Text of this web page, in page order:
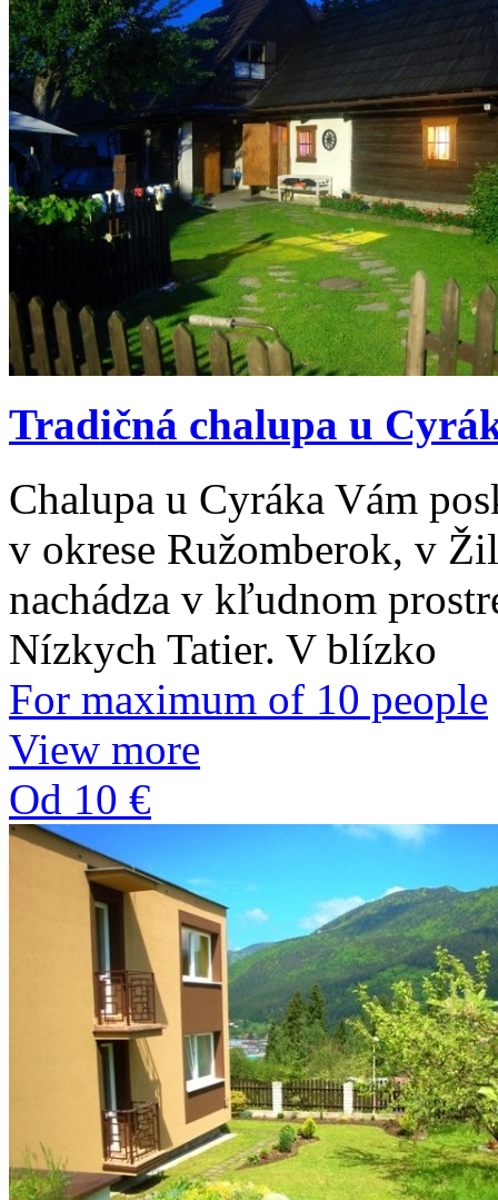
Tradičná chalupa u
Chalupa u Cyráka Vám
v okrese Ružomberok, v
nachádza v kľudnom
Nízkych Tatier. V blízko
For maximum of 10 people
View more
Od 10 €